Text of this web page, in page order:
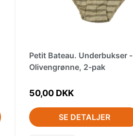
Petit Bateau. Underbukser -
Olivengrønne, 2-pak
50,00 DKK
SE DETALJER